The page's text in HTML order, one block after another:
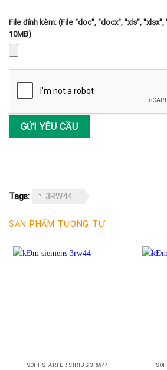
File đính kèm: (File "doc", "docx", "xls",
10MB)
Tags: 3RW44
SẢN PHẨM TƯƠNG TỰ
SOFT STARTER SIRIUS 3RW44